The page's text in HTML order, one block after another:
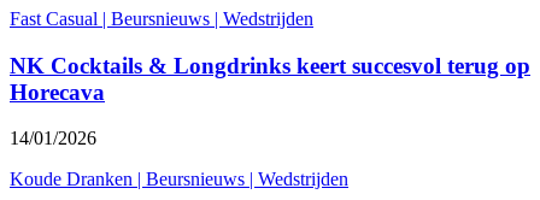
Fast Casual | Beursnieuws | Wedstrijden
NK Cocktails & Longdrinks keert succesvol terug op
Horecava
14/01/2026
Koude Dranken | Beursnieuws | Wedstrijden